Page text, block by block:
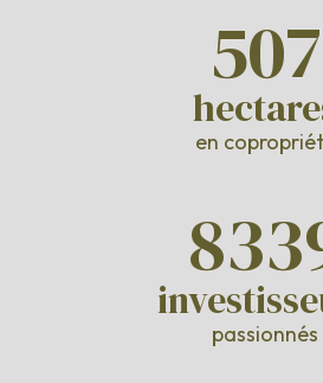
507
en
passionnés